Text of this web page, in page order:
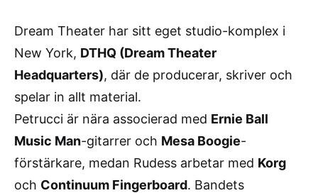
Dream Theater har sitt eget studio-komplex i
New York, DTHQ (Dream Theater
Headquarters), där de producerar, skriver och
spelar in allt material.
Petrucci är nära associerad med Ernie Ball
Music Man-gitarrer och Mesa Boogie-
förstärkare, medan Rudess arbetar med Korg
och Continuum Fingerboard. Bandets